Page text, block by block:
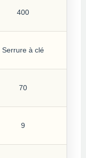
400
Serrure à clé
70
9